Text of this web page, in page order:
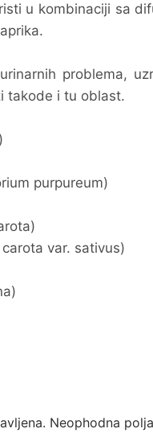
u kombinaciji sa
problema,
takode i tu oblast.
purpureum)
carota var. sativus)
Neophodna